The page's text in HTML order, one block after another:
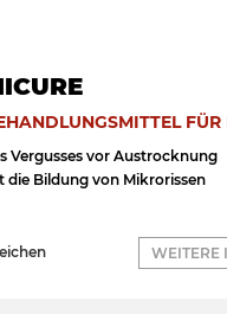
FÜR
Vergusses vor Austrocknung
die Bildung von Mikrorissen
WEITERE